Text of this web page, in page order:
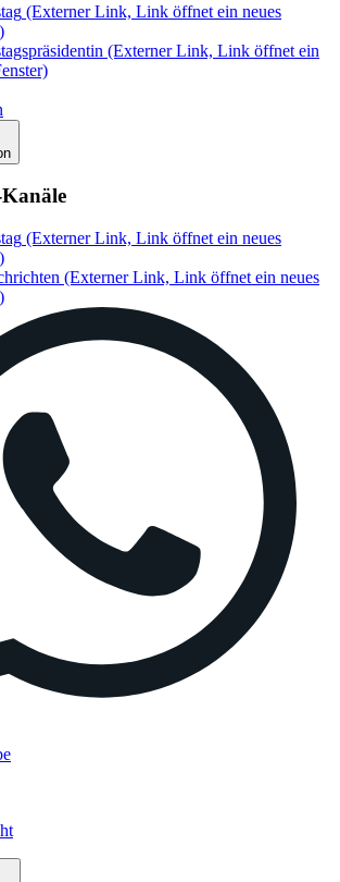
(Externer Link, Link öffnet ein neues
(Externer Link, Link öffnet ein
(Externer Link, Link öffnet ein neues
(Externer Link, Link öffnet ein neues